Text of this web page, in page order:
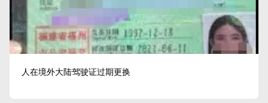
人在境外大陆驾驶证过期更换